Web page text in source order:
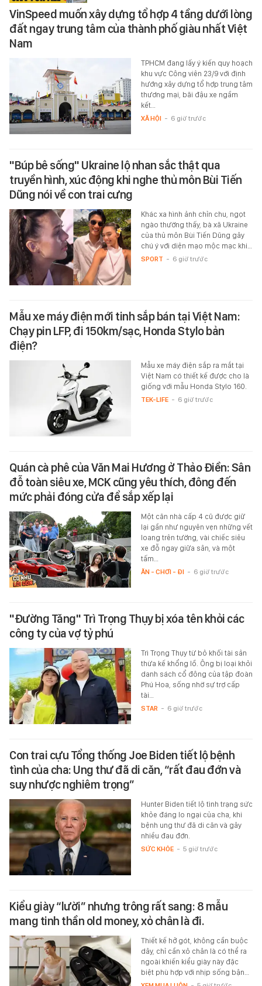
VinSpeed muốn xây dựng tổ hợp 4 tầng dưới lòng
đất ngay trung tâm của thành phố giàu nhất Việt
Nam
TPHCM đang lấy ý kiến quy hoạch
khu vực Công viên 23/9 với định
hướng xây dựng tổ hợp trung tâm
thương mại, bãi đậu xe ngầm
kết…
XÃ HỘI - 6 giờ trước
"Búp bê sống" Ukraine lộ nhan sắc thật qua
truyền hình, xúc động khi nghe thủ môn Bùi Tiến
Dũng nói về con trai cưng
Khác xa hình ảnh chỉn chu, ngọt
ngào thường thấy, bà xã Ukraine
của thủ môn Bùi Tiến Dũng gây
chú ý với diện mạo mộc mạc khi…
SPORT - 6 giờ trước
Mẫu xe máy điện mới tinh sắp bán tại Việt Nam:
Chạy pin LFP, đi 150km/sạc, Honda Stylo bản
điện?
Mẫu xe máy điện sắp ra mắt tại
Việt Nam có thiết kế được cho là
giống với mẫu Honda Stylo 160.
TEK-LIFE - 6 giờ trước
Quán cà phê của Văn Mai Hương ở Thảo Điền: Sân
đỗ toàn siêu xe, MCK cũng yêu thích, đông đến
mức phải đóng cửa để sắp xếp lại
Một căn nhà cấp 4 cũ được giữ
lại gần như nguyên vẹn những vết
loang trên tường, vài chiếc siêu
xe đỗ ngay giữa sân, và một
tấm…
ĂN - CHƠI - ĐI - 6 giờ trước
"Đường Tăng" Trì Trọng Thụy bị xóa tên khỏi các
công ty của vợ tỷ phú
Trì Trọng Thụy từ bỏ khối tài sản
thừa kế khổng lồ. Ông bị loại khỏi
danh sách cổ đông của tập đoàn
Phú Hoa, sống nhờ sự trợ cấp
tài…
STAR - 6 giờ trước
Con trai cựu Tổng thống Joe Biden tiết lộ bệnh
tình của cha: Ung thư đã di căn, “rất đau đớn và
suy nhược nghiêm trọng”
Hunter Biden tiết lộ tình trạng sức
khỏe đáng lo ngại của cha, khi
bệnh ung thư đã di căn và gây
nhiều đau đớn.
SỨC KHỎE - 5 giờ trước
Kiểu giày “lười” nhưng trông rất sang: 8 mẫu
mang tinh thần old money, xỏ chân là đi.
Thiết kế hở gót, không cần buộc
dây, chỉ cần xỏ chân là có thể ra
ngoài khiến kiểu giày này đặc
biệt phù hợp với nhịp sống bận…